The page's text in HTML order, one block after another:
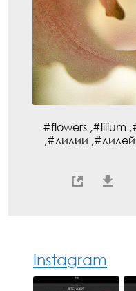
#flowers ,#lilium
,#лилии
Instagram